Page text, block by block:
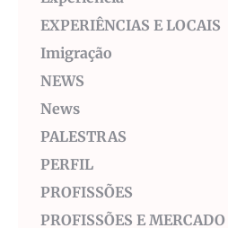
EXPERIÊNCIAS E LOCAIS
Imigração
NEWS
News
PALESTRAS
PERFIL
PROFISSÕES
PROFISSÕES E MERCADO